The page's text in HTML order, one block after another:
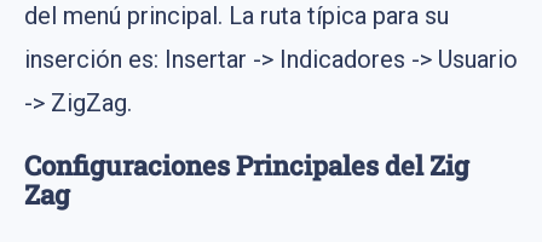
del menú principal. La ruta típica para su
inserción es: Insertar -> Indicadores -> Usuario
-> ZigZag.
Configuraciones Principales del Zig
Zag